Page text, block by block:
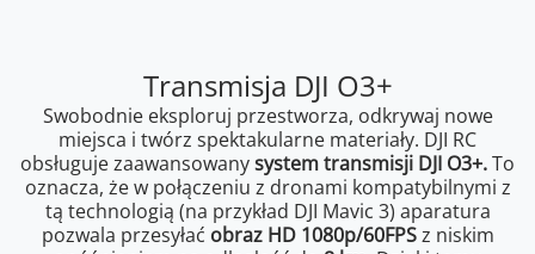
Transmisja DJI O3+
Swobodnie eksploruj przestworza, odkrywaj nowe
miejsca i twórz spektakularne materiały. DJI RC
obsługuje zaawansowanysystem transmisji DJI O3+.To
oznacza, że w połączeniu z dronami kompatybilnymi z
tą technologią (na przykład DJI Mavic 3) aparatura
pozwala przesyłać obraz HD 1080p/60FPSz niskim